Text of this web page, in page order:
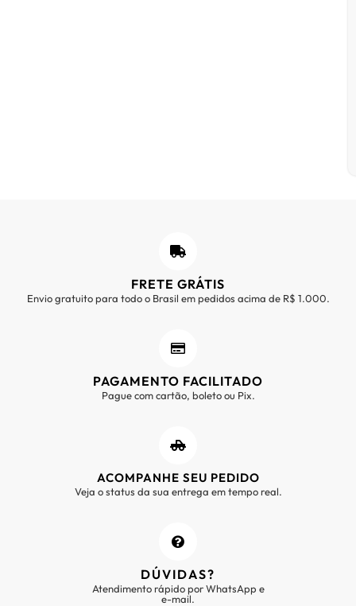
FRETE GRÁTIS
Envio gratuito para todo o Brasil em pedidos acima de R$ 1.000.
PAGAMENTO FACILITADO
Pague com cartão, boleto ou Pix.
ACOMPANHE SEU PEDIDO
Veja o status da sua entrega em tempo real.
DÚVIDAS?
Atendimento rápido por WhatsApp e
e-mail.